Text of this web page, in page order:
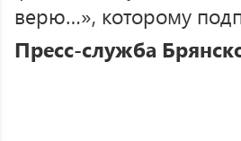
верю…», которому
Пресс-служба